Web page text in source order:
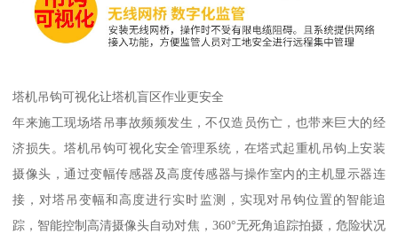
塔机吊钩可视化让塔机盲区作业更安全
年来施工现场塔吊事故频频发生，不仅造员伤亡，也带来巨大的经
济损失。塔机吊钩可视化安全管理系统，在塔式起重机吊钩上安装
摄像头，通过变幅传感器及高度传感器与操作室内的主机显示器连
接，对塔吊变幅和高度进行实时监测，实现对吊钩位置的智能追
踪，智能控制高清摄像头自动对焦，360°无死角追踪拍摄，危险状况